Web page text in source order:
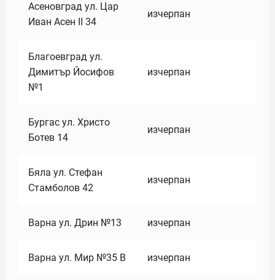
Асеновград ул. Цар
Иван Асен II 34
изчерпан
Благоевград ул.
Димитър Йосифов
№1
изчерпан
Бургас ул. Христо
Ботев 14
изчерпан
Бяла ул. Стефан
Стамболов 42
изчерпан
Варна ул. Дрин №13 изчерпан
Варна ул. Мир №35 В изчерпан